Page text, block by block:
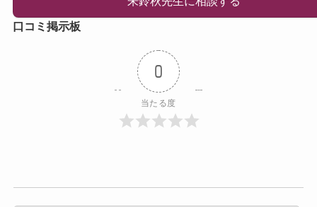
口コミ掲示板
0
当たる度